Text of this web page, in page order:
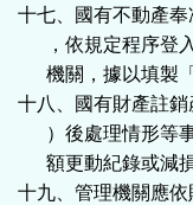
十七、國有不動產奉
，依規定程序登入
機關，據以填製「
十八、國有財產註
）後處理情形等事
額更動紀錄或減損
十九、管理機關應